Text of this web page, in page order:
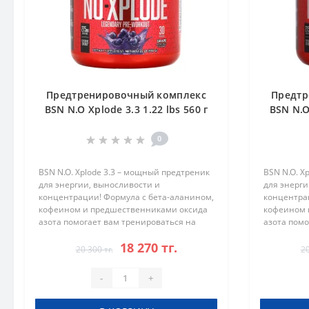
Предтренировочный комплекс
BSN N.O Xplode 3.3 1.22 lbs 560 г
0
BSN N.O. Xplode 3.3 – мощный предтреник
для энергии, выносливости и
концентрации! Формула с бета-аланином,
кофеином и предшественниками оксида
азота помогает вам тренироваться на
результатов. Преимущества BSN N.O. X..
20 300 тг. 18 270 тг.
- +
BSN
BSN N.O.
для
кофеином
азота